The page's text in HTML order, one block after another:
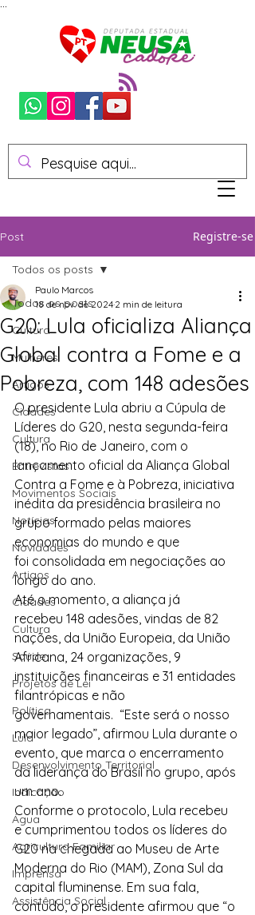
Post Registre-se
Todos os posts
Cultura
Mulheres
Artigos
Cidades
Cultura
Entrevistas
Movimentos Sociais
Notícias
Novidades
Artigos
Cidades
Cultura
Saúde
Projetos de Lei
Política
Lula
Desenvolvimento Territorial
Indicação
Água
Agricultura Familiar
Imprensa
Assistência Social
Todos os posts
G20: Lula oficializa Aliança
Global contra a Fome e a
Pobreza, com 148 adesões
Paulo Marcos
18 de nov. de 2024 2 min de leitura
O presidente Lula abriu a Cúpula de
Líderes do G20, nesta segunda-feira
(18), no Rio de Janeiro, com o
lançamento oficial da Aliança Global
Contra a Fome e à Pobreza, iniciativa
inédita da presidência brasileira no
grupo formado pelas maiores
economias do mundo e que
foi consolidada em negociações ao
longo do ano.
Até o momento, a aliança já
recebeu 148 adesões, vindas de 82
nações, da União Europeia, da União
Africana, 24 organizações, 9
instituições financeiras e 31 entidades
filantrópicas e não
governamentais.  “Este será o nosso
maior legado”, afirmou Lula durante o
evento, que marca o encerramento
da liderança do Brasil no grupo, após
um ano.
Conforme o protocolo, Lula recebeu
e cumprimentou todos os líderes do
G20 na chegada ao Museu de Arte
Moderna do Rio (MAM), Zona Sul da
capital fluminense. Em sua fala,
contudo, o presidente afirmou que “o